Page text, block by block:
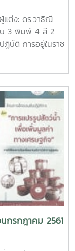
ล่ม: ขนาด เอ4
นื้อในปอนด์ 80
นพับ การแสดง
พับ: ขนาด เอ4
ต่ง: ดร.วาธิณี
3 พิมพ์ 4 สี 2
บัติ การอยู่ในราช
าวิทยาลัยแม่โจ้
รม พิมพ์ 4 สี
ข้าเล่มมุงหลังคา
ษียณอายุราชการ
เกษตร ผู้จัดทำ:
จำนวนหน้า: 24
รม พิมพ์ 4 สี
ข้าเล่มมุงหลังคา
ยณอายุ
การเจ้าหน้าที่
เล่ม: ขนาด เอ5
เนื้อในปอนด์ 70
: เอกสาร การจัด
กรกฎาคม 2561